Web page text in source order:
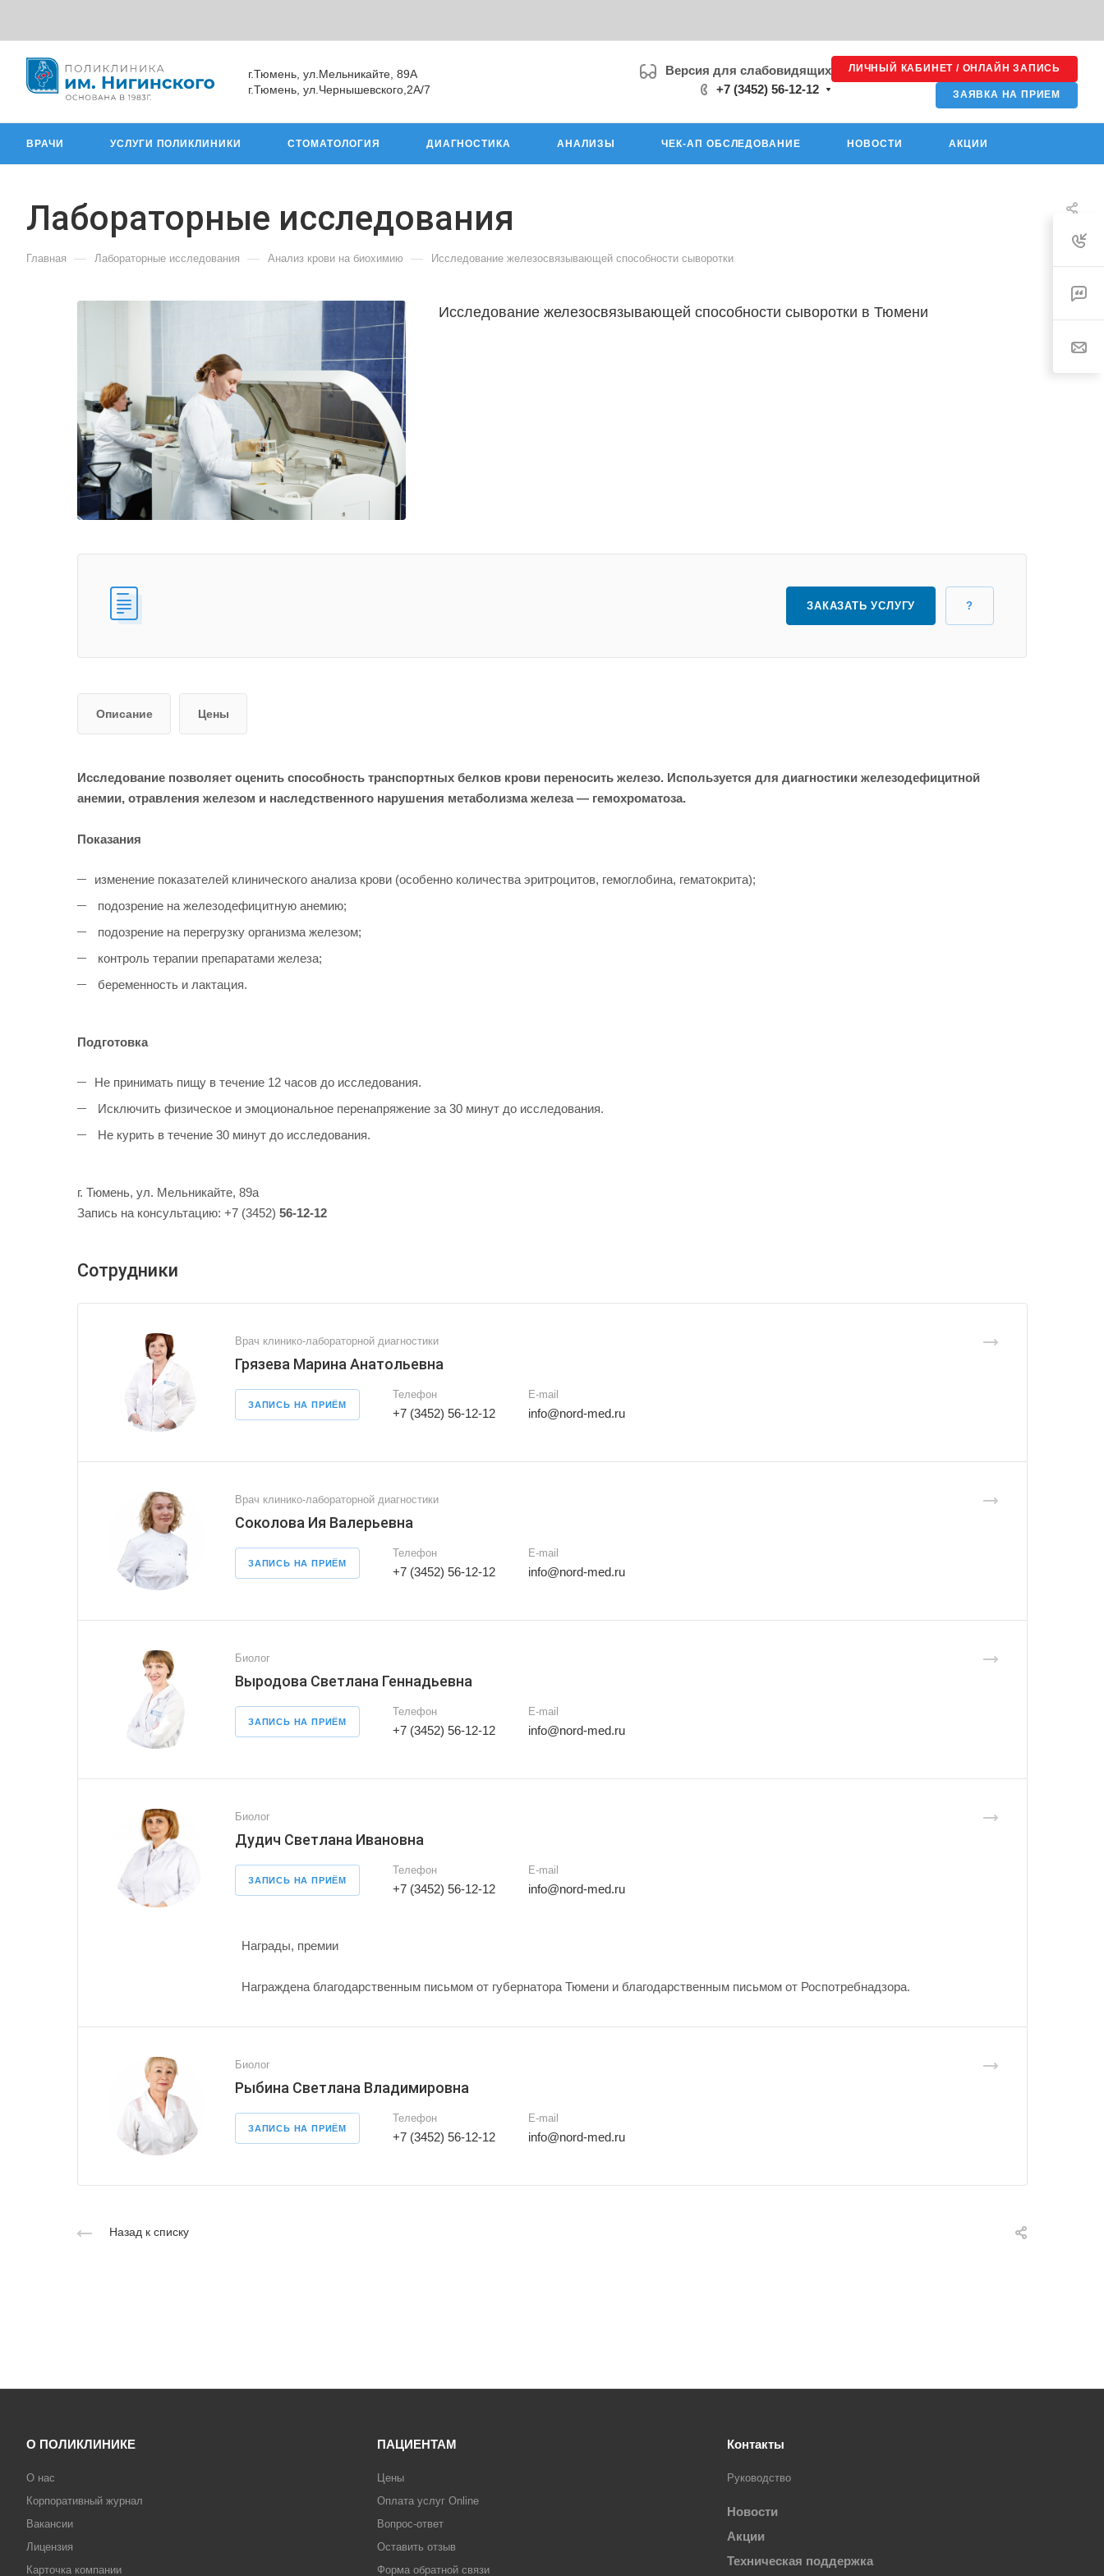
г.Тюмень, ул.Мельникайте, 89А
г.Тюмень, ул.Чернышевского,2А/7
Версия для слабовидящих
+7 (3452) 56-12-12
ЛИЧНЫЙ КАБИНЕТ / ОНЛАЙН ЗАПИСЬ
ЗАЯВКА НА ПРИЕМ
ВРАЧИ УСЛУГИ ПОЛИКЛИНИКИ СТОМАТОЛОГИЯ ДИАГНОСТИКА АНАЛИЗЫ ЧЕК-АП ОБСЛЕДОВАНИЕ НОВОСТИ АКЦИИ
Лабораторные исследования
Главная — Лабораторные исследования — Анализ крови на биохимию — Исследование железосвязывающей способности сыворотки
Исследование железосвязывающей способности сыворотки в Тюмени
ЗАКАЗАТЬ УСЛУГУ ?
Описание Цены
Исследование позволяет оценить способность транспортных белков крови переносить железо. Используется для диагностики железодефицитной
анемии, отравления железом и наследственного нарушения метаболизма железа — гемохроматоза.
Показания
изменение показателей клинического анализа крови (особенно количества эритроцитов, гемоглобина, гематокрита);
подозрение на железодефицитную анемию;
подозрение на перегрузку организма железом;
контроль терапии препаратами железа;
беременность и лактация.
Подготовка
Не принимать пищу в течение 12 часов до исследования.
Исключить физическое и эмоциональное перенапряжение за 30 минут до исследования.
Не курить в течение 30 минут до исследования.
г. Тюмень, ул. Мельникайте, 89а
Запись на консультацию: +7 (3452) 56-12-12
Сотрудники
Врач клинико-лабораторной диагностики
Грязева Марина Анатольевна
ЗАПИСЬ НА ПРИЁМ
Телефон
+7 (3452) 56-12-12
E-mail
info@nord-med.ru
Врач клинико-лабораторной диагностики
Соколова Ия Валерьевна
ЗАПИСЬ НА ПРИЁМ
Телефон
+7 (3452) 56-12-12
E-mail
info@nord-med.ru
Биолог
Выродова Светлана Геннадьевна
ЗАПИСЬ НА ПРИЁМ
Телефон
+7 (3452) 56-12-12
E-mail
info@nord-med.ru
Биолог
Дудич Светлана Ивановна
ЗАПИСЬ НА ПРИЁМ
Телефон
+7 (3452) 56-12-12
E-mail
info@nord-med.ru
Награды, премии
Награждена благодарственным письмом от губернатора Тюмени и благодарственным письмом от Роспотребнадзора.
Биолог
Рыбина Светлана Владимировна
ЗАПИСЬ НА ПРИЁМ
Телефон
+7 (3452) 56-12-12
E-mail
info@nord-med.ru
Назад к списку
О ПОЛИКЛИНИКЕ
О нас
Корпоративный журнал
Вакансии
Лицензия
Карточка компании
ПАЦИЕНТАМ
Цены
Оплата услуг Online
Вопрос-ответ
Оставить отзыв
Форма обратной связи
Контакты
Руководство
Новости
Акции
Техническая поддержка